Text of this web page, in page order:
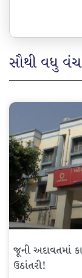
સૌથી વધુ
જૂની અદાવતમાં
ઉઠાંતરી!